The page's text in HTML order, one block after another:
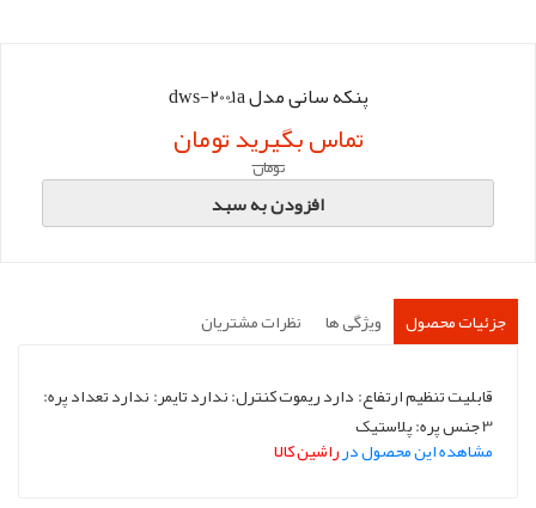
پنکه سانی مدل dws-2001ََa
تماس بگیرید تومان
تومان
افزودن به سبد
جزئیات محصول ویژگی ها نظرات مشتریان
قابلیت تنظیم ارتفاع: دارد ریموت کنترل: ندارد تایمر: ندارد تعداد پره:
3 جنس پره: پلاستیک
مشاهده این محصول درراشین کالا